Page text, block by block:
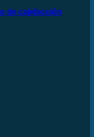
de calefacción